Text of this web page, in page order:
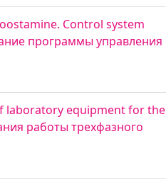
Control system
программы управления
laboratory equipment for the
работы трехфазного